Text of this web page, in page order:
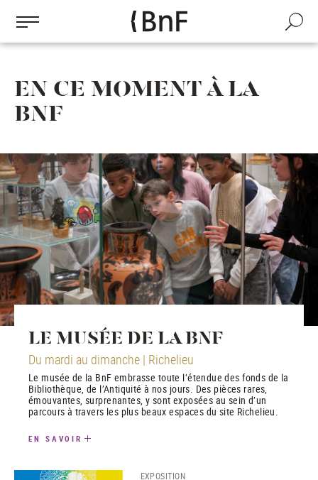
contenu
Recherche
EN CE MOMENT À LA
BNF
LE MUSÉE DE LA BNF
Du mardi au dimanche | Richelieu
Le musée de la BnF embrasse toute l’étendue des fonds de la
Bibliothèque, de l’Antiquité à nos jours. Des pièces rares,
émouvantes, surprenantes, y sont exposées au sein d’un
parcours à travers les plus beaux espaces du site Richelieu.
EN SAVOIR
EXPOSITION